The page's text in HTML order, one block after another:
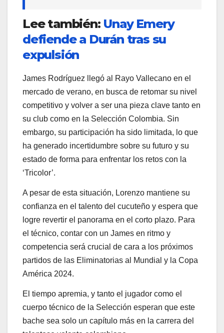
Lee también: Unay Emery
defiende a Durán tras su
expulsión
James Rodríguez llegó al Rayo Vallecano en el
mercado de verano, en busca de retomar su nivel
competitivo y volver a ser una pieza clave tanto en
su club como en la Selección Colombia. Sin
embargo, su participación ha sido limitada, lo que
ha generado incertidumbre sobre su futuro y su
estado de forma para enfrentar los retos con la
‘Tricolor’.
A pesar de esta situación, Lorenzo mantiene su
confianza en el talento del cucuteño y espera que
logre revertir el panorama en el corto plazo. Para
el técnico, contar con un James en ritmo y
competencia será crucial de cara a los próximos
partidos de las Eliminatorias al Mundial y la Copa
América 2024.
El tiempo apremia, y tanto el jugador como el
cuerpo técnico de la Selección esperan que este
bache sea solo un capítulo más en la carrera del